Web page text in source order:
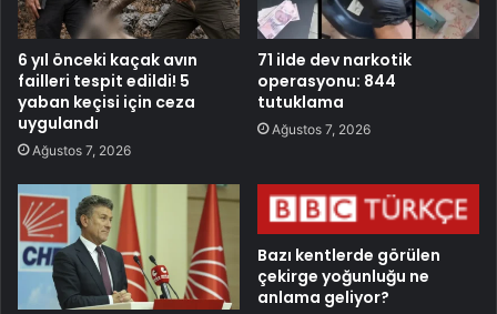
6 yıl önceki kaçak avın
failleri tespit edildi! 5
yaban keçisi için ceza
uygulandı
Ağustos 7, 2026
71 ilde dev narkotik
operasyonu: 844
tutuklama
Ağustos 7, 2026
Bazı kentlerde görülen
çekirge yoğunluğu ne
anlama geliyor?